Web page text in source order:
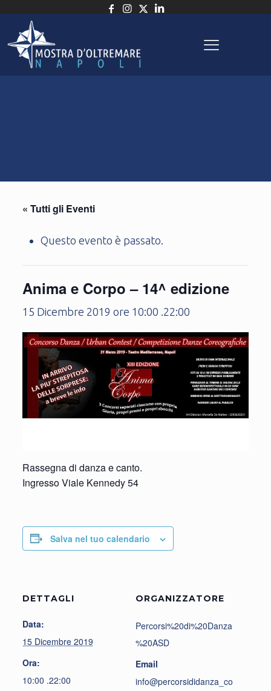
« Tutti gli Eventi
Questo evento è passato.
Anima e Corpo – 14^ edizione
15 Dicembre 2019 ore 10:00 .22:00
Rassegna di danza e canto.
Ingresso Viale Kennedy 54
Salva nel tuo calendario
DETTAGLI
Data:
15 Dicembre 2019
Ora:
10:00 .22:00
ORGANIZZATORE
Percorsi%20di%20Danza
%20ASD
Email
info@percorsididanza_co